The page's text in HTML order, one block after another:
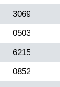
3069
0503
6215
0852